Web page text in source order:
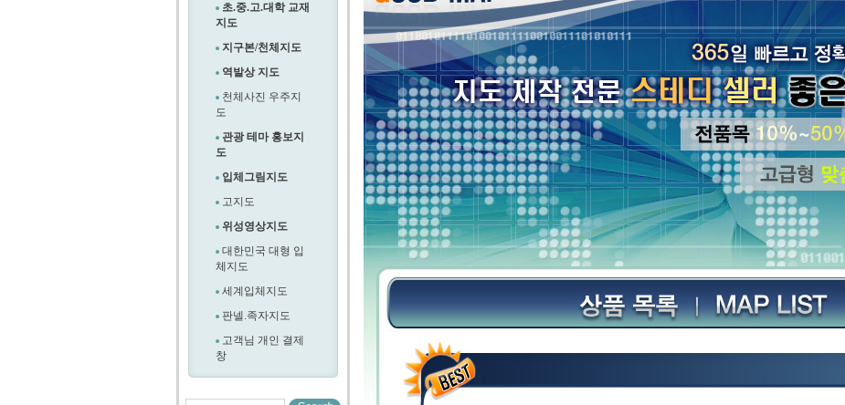
초.중.고.대학 교재
지도
지구본/천체지도
역발상 지도
천체사진 우주지
도
관광 테마 홍보지
도
입체그림지도
고지도
위성영상지도
대한민국 대형 입
체지도
세계입체지도
판넬.족자지도
고객님 개인 결제
창